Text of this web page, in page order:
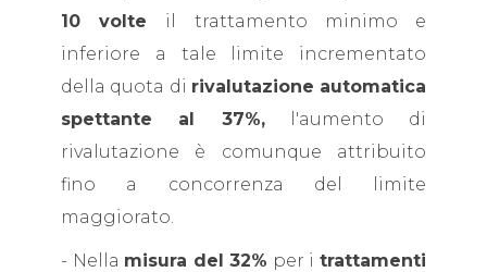
10 volte il trattamento minimo e
inferiore a tale limite incrementato
della quota di rivalutazione automatica
spettante al 37%,l'aumento di
rivalutazione è comunque attribuito
fino a concorrenza del limite
maggiorato.
- Nella misura del 32% per itrattamenti